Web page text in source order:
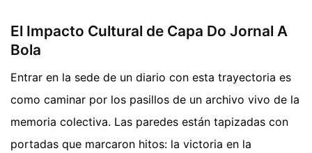
El Impacto Cultural de Capa Do Jornal A
Bola
Entrar en la sede de un diario con esta trayectoria es
como caminar por los pasillos de un archivo vivo de la
memoria colectiva. Las paredes están tapizadas con
portadas que marcaron hitos: la victoria en la